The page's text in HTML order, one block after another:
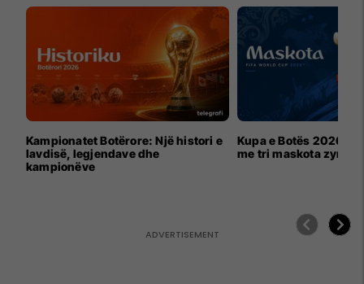
Kampionatet Botërore: Një histori e
lavdisë, legjendave dhe
kampionëve
Kupa e Botës 2026
me tri maskota zyrtare